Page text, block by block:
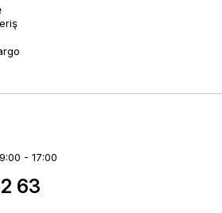
- 17:00
63